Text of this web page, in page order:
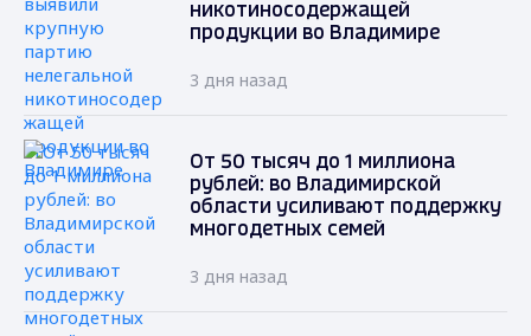
никотиносодержащей
продукции во Владимире
3 дня назад
От 50 тысяч до 1 миллиона
рублей: во Владимирской
области усиливают поддержку
многодетных семей
3 дня назад